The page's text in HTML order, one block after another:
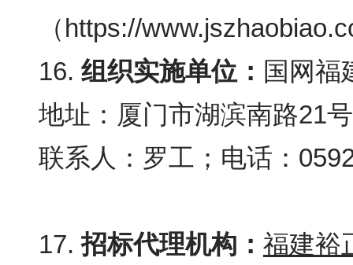
（https://
16.组织实施单位： 国网福
地址：厦门市湖滨南路21号
联系人：罗工；电话：
17.招标代理机构： 福建裕